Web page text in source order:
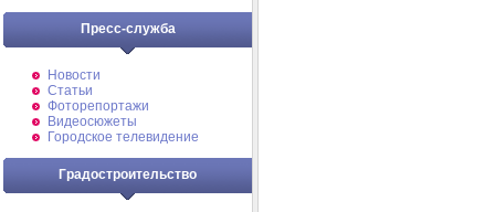
Пресс-служба
Новости
Статьи
Фоторепортажи
Видеосюжеты
Городское телевидение
Градостроительство